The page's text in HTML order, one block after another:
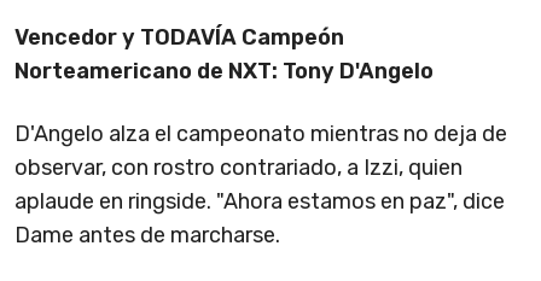
Vencedor y TODAVÍA Campeón
Norteamericano de NXT: Tony D'Angelo
D'Angelo alza el campeonato mientras no deja de
observar, con rostro contrariado, a Izzi, quien
aplaude en ringside. "Ahora estamos en paz", dice
Dame antes de marcharse.